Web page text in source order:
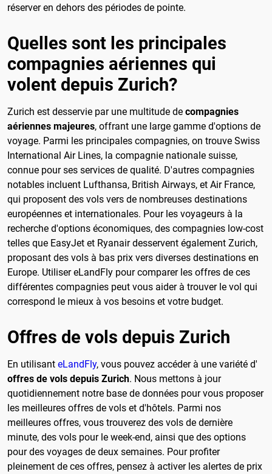
réserver en dehors des périodes de pointe.
Quelles sont les principales
compagnies aériennes qui
volent depuis Zurich?
Zurich est desservie par une multitude de compagnies
aériennes majeures, offrant une large gamme d'options de
voyage. Parmi les principales compagnies, on trouve Swiss
International Air Lines, la compagnie nationale suisse,
connue pour ses services de qualité. D'autres compagnies
notables incluent Lufthansa, British Airways, et Air France,
qui proposent des vols vers de nombreuses destinations
européennes et internationales. Pour les voyageurs à la
recherche d'options économiques, des compagnies low-cost
telles que EasyJet et Ryanair desservent également Zurich,
proposant des vols à bas prix vers diverses destinations en
Europe. Utiliser eLandFly pour comparer les offres de ces
différentes compagnies peut vous aider à trouver le vol qui
correspond le mieux à vos besoins et votre budget.
Offres de vols depuis Zurich
En utilisant eLandFly, vous pouvez accéder à une variété d'
offres de vols depuis Zurich. Nous mettons à jour
quotidiennement notre base de données pour vous proposer
les meilleures offres de vols et d'hôtels. Parmi nos
meilleures offres, vous trouverez des vols de dernière
minute, des vols pour le week-end, ainsi que des options
pour des voyages de deux semaines. Pour profiter
pleinement de ces offres, pensez à activer les alertes de prix